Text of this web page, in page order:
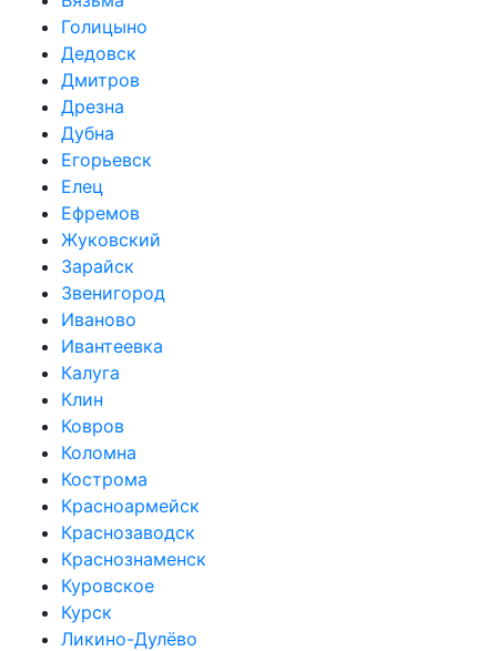
Голицыно
Дедовск
Дмитров
Дрезна
Дубна
Егорьевск
Елец
Ефремов
Жуковский
Зарайск
Звенигород
Иваново
Ивантеевка
Калуга
Клин
Ковров
Коломна
Кострома
Красноармейск
Краснозаводск
Краснознаменск
Куровское
Курск
Ликино-Дулёво